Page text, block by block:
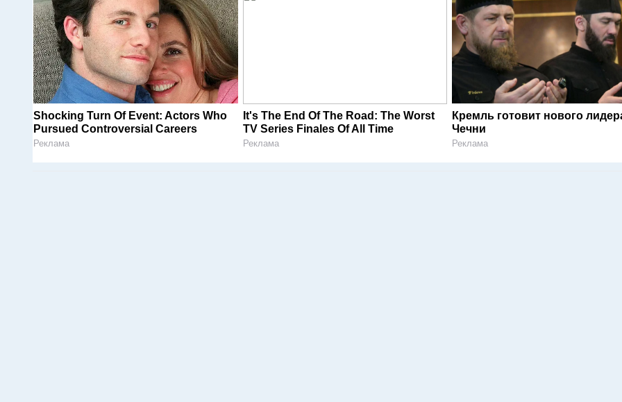
Shocking Turn Of Event: Actors Who
Pursued Controversial Careers
Реклама
It's The End Of The Road: The Worst
TV Series Finales Of All Time
Реклама
Кремль готовит нового
Чечни
Реклама